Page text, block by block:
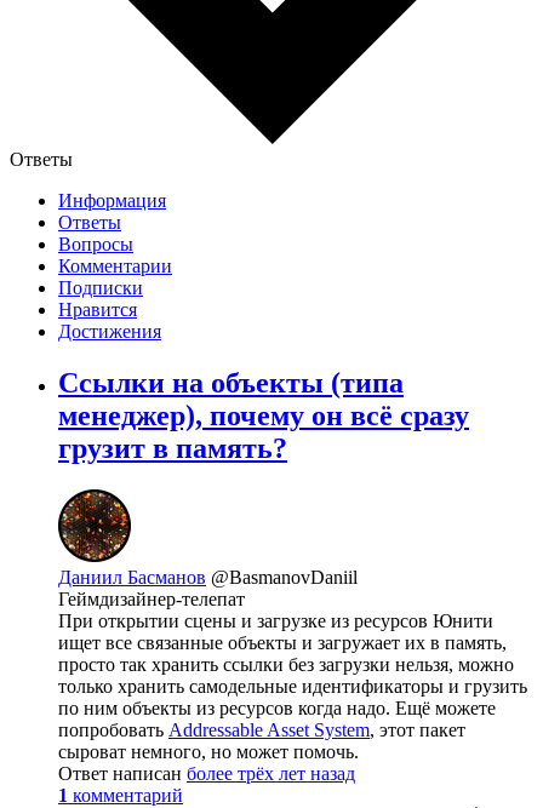
Ответы
Информация
Ответы
Вопросы
Комментарии
Подписки
Нравится
Достижения
Ссылки на объекты (типа
менеджер), почему он всё сразу
грузит в память?
Даниил Басманов @BasmanovDaniil
Геймдизайнер-телепат
При открытии сцены и загрузке из ресурсов Юнити
ищет все связанные объекты и загружает их в память,
просто так хранить ссылки без загрузки нельзя, можно
только хранить самодельные идентификаторы и грузить
по ним объекты из ресурсов когда надо. Ещё можете
попробовать Addressable Asset System, этот пакет
сыроват немного, но может помочь.
Ответ написан более трёх лет назад
1 комментарий